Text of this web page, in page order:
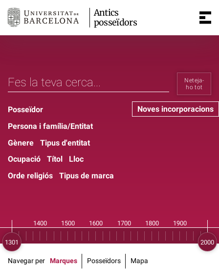
Antics
posseïdors
Neteja-
ho tot
Noves incorporacions
Posseïdor
Persona i família/Entitat
Gènere
Tipus d'entitat
Ocupació
Títol
Lloc
Orde religiós
Tipus de marca
Navegar per Marques Posseïdors Mapa